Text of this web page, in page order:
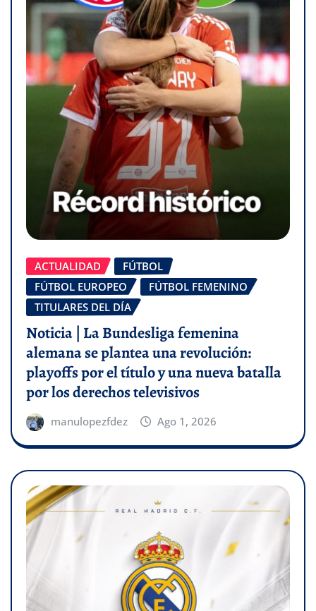
ACTUALIDAD
FÚTBOL
FÚTBOL EUROPEO
FÚTBOL FEMENINO
TITULARES DEL DÍA
Noticia | La Bundesliga femenina
alemana se plantea una revolución:
playoffs por el título y una nueva batalla
por los derechos televisivos
manulopezfdez Ago 1, 2026